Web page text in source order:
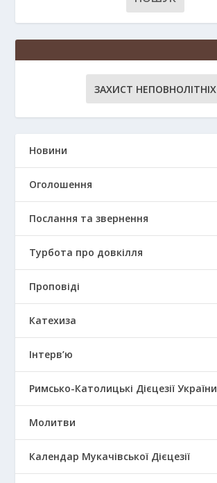
ЗАХИСТ НЕПОВНОЛІТНІХ
Новини
Оголошення
Послання та звернення
Турбота про довкілля
Проповіді
Катехиза
Інтерв’ю
Римсько-Католицькі Дієцезії України
Молитви
Календар Мукачівської Дієцезії